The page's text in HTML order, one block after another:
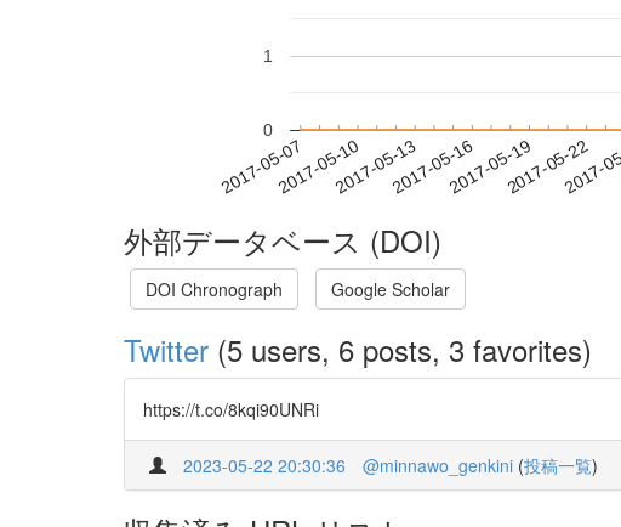
2017-05-072017-05-102017-05-132017-05-162017-05-192017-05-22
2017-
0
1
外部データベース (DOI)
DOI Chronograph Google Scholar
Twitter (5 users, 6 posts, 3 favorites)
https://t.co/8kqi90UNRi
2023-05-22 20:30:36 @minnawo_genkini (投稿一覧)